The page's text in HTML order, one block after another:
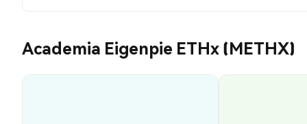
Academia Eigenpie ETHx (METHX)